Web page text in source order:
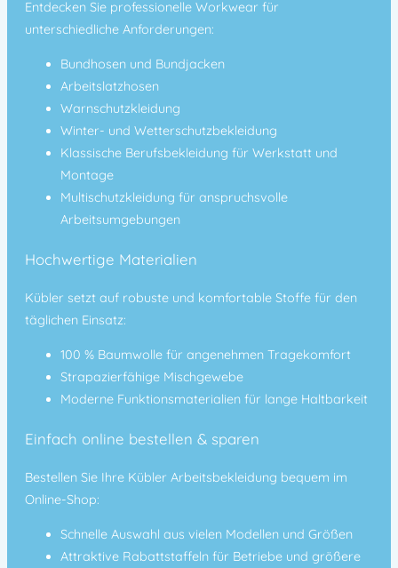
Entdecken Sie professionelle Workwear für
unterschiedliche Anforderungen:
Bundhosen und Bundjacken
Arbeitslatzhosen
Warnschutzkleidung
Winter- und Wetterschutzbekleidung
Klassische Berufsbekleidung für Werkstatt und
Montage
Multischutzkleidung für anspruchsvolle
Arbeitsumgebungen
Hochwertige Materialien
Kübler setzt auf robuste und komfortable Stoffe für den
täglichen Einsatz:
100 % Baumwolle für angenehmen Tragekomfort
Strapazierfähige Mischgewebe
Moderne Funktionsmaterialien für lange Haltbarkeit
Einfach online bestellen & sparen
Bestellen Sie Ihre Kübler Arbeitsbekleidung bequem im
Online-Shop:
Schnelle Auswahl aus vielen Modellen und Größen
Attraktive Rabattstaffeln für Betriebe und größere